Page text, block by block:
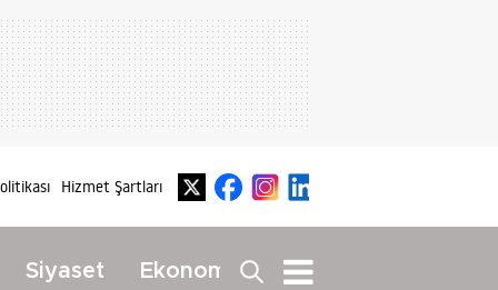
Hizmet Şartları
Siyaset Ekonomi Yaşam